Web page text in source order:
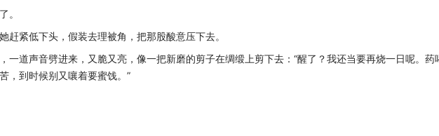
。
紧低下头，假装去理被角，把那股酸意压下去。
道声音劈进来，又脆又亮，像一把新磨的剪子在绸缎上剪下去：“醒了？我还当要再烧一日呢。药
，到时候别又嚷着要蜜饯。”